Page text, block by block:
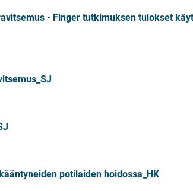
- Finger tutkimuksen tulokset
potilaiden hoidossa_HK